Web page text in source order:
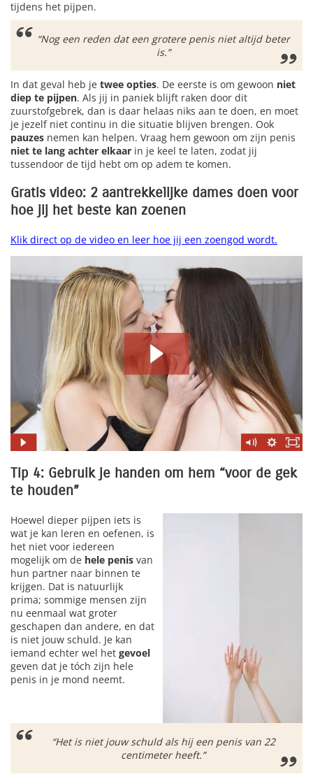
tijdens het pijpen.
“Nog een reden dat een grotere penis niet altijd beter
is.”
In dat geval heb je twee opties. De eerste is om gewoon niet
diep te pijpen. Als jij in paniek blijft raken door dit
zuurstofgebrek, dan is daar helaas niks aan te doen, en moet
je jezelf niet continu in die situatie blijven brengen. Ook
pauzes nemen kan helpen. Vraag hem gewoon om zijn penis
niet te lang achter elkaar in je keel te laten, zodat jij
tussendoor de tijd hebt om op adem te komen.
Gratis video: 2 aantrekkelijke dames doen voor
hoe jij het beste kan zoenen
Klik direct op de video en leer hoe jij een zoengod wordt.
Tip 4: Gebruik je handen om hem “voor de gek
te houden”
Hoewel dieper pijpen iets is
wat je kan leren en oefenen, is
het niet voor iedereen
mogelijk om de hele penis van
hun partner naar binnen te
krijgen. Dat is natuurlijk
prima; sommige mensen zijn
nu eenmaal wat groter
geschapen dan andere, en dat
is niet jouw schuld. Je kan
iemand echter wel het gevoel
geven dat je tóch zijn hele
penis in je mond neemt.
“Het is niet jouw schuld als hij een penis van 22
centimeter heeft.”